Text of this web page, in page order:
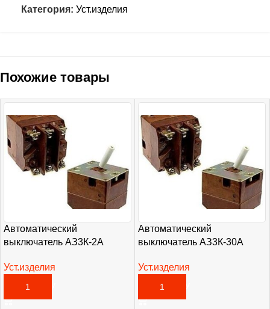
Категория: Уст.изделия
Похожие товары
Автоматический
выключатель АЗ3К-2А
Уст.изделия
В КОРЗИНУ
Автоматический
выключатель АЗ3К-30А
Уст.изделия
В КОРЗИНУ